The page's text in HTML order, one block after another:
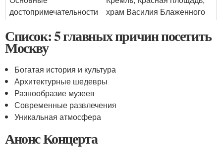
достопримечательности
храм Василия Блаженного
Список: 5 главных причин посетить
Москву
Богатая история и культура
Архитектурные шедевры
Разнообразие музеев
Современные развлечения
Уникальная атмосфера
Анонс Концерта